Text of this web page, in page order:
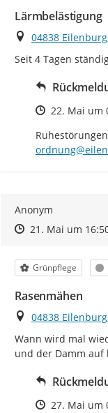
Lärmbelästigung
Ort
04838
Seit 4 Tagen
Zeitpunkt
22. Mai um
Anonym
Zeitpunkt des
Zeitpunkt des
21. Mai um
Kategorie
Grünpflege
Rasenmähen
Ort
04838
Wann wird mal
und der Damm auf
Zeitpunkt
27. Mai um